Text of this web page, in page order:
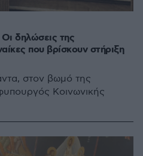
δηλώσεις της
που βρίσκουν στήριξη
στον βωμό της
Κοινωνικής